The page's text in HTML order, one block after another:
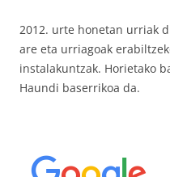
2012. urte honetan urriak
are eta urriagoak
instalakuntzak. Horietako
Haundi baserrikoa da.